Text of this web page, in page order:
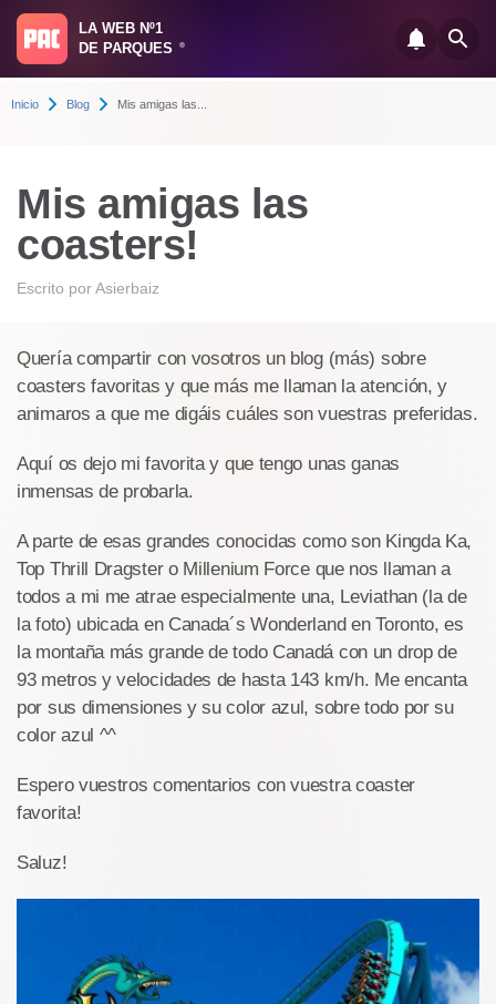
LA WEB Nº1
DE PARQUES
®
Inicio Blog Mis amigas las...
Mis amigas las
coasters!
Escrito porAsierbaiz
Quería compartir con vosotros un blog (más) sobre
coasters favoritas y que más me llaman la atención, y
animaros a que me digáis cuáles son vuestras preferidas.
Aquí os dejo mi favorita y que tengo unas ganas
inmensas de probarla.
A parte de esas grandes conocidas como son Kingda Ka,
Top Thrill Dragster o Millenium Force que nos llaman a
todos a mi me atrae especialmente una, Leviathan (la de
la foto) ubicada en Canada´s Wonderland en Toronto, es
la montaña más grande de todo Canadá con un drop de
93 metros y velocidades de hasta 143 km/h. Me encanta
por sus dimensiones y su color azul, sobre todo por su
color azul ^^
Espero vuestros comentarios con vuestra coaster
favorita!
Saluz!